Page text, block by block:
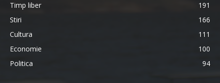
Timp liber
191
Stiri
166
Cultura
111
Economie
100
Politica
94